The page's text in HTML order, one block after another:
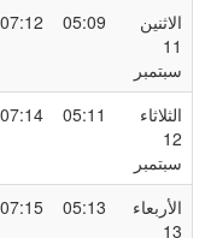
05:09
07:12
05:11
07:14
05:13
07:15